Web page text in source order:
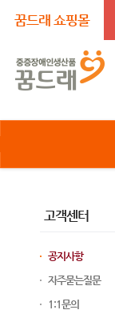
꿈드래 쇼핑몰
고객센터
공지사항
자주묻는질문
1:1문의